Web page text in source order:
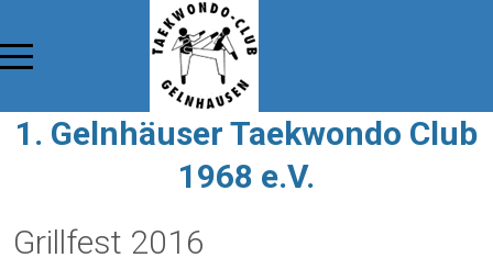
1. Gelnhäuser Taekwondo Club
1968 e.V.
Grillfest 2016